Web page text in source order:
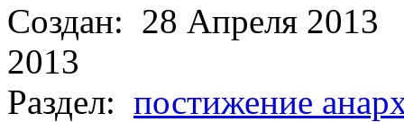
Создан: 28 Апреля 2013
2013
Раздел: постижение